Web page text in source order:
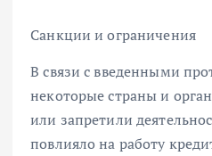
Санкции и ограничения
В связи с введенными
некоторые страны и
или запретили
повлияло на работу